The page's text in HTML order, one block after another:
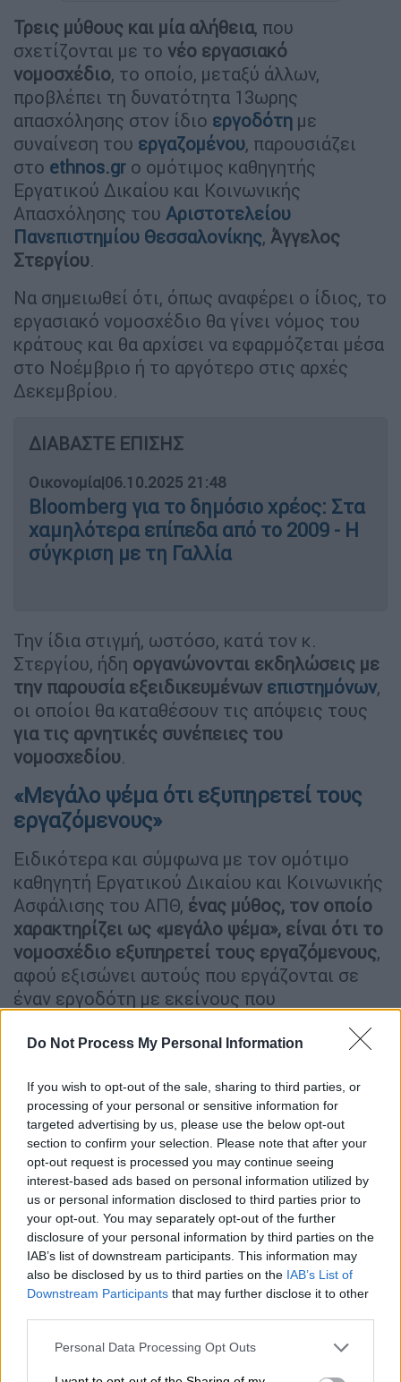
Do Not Process My Personal Information
If you wish to opt-out of the sale, sharing to third parties, or
processing of your personal or sensitive information for
targeted advertising by us, please use the below opt-out
section to confirm your selection. Please note that after your
opt-out request is processed you may continue seeing
interest-based ads based on personal information utilized by
us or personal information disclosed to third parties prior to
your opt-out. You may separately opt-out of the further
disclosure of your personal information by third parties on the
IAB’s list of downstream participants. This information may
also be disclosed by us to third parties on the IAB’s List of
Downstream Participants that may further disclose it to other
Please note that this website/app uses one or more Google
Personal Data Processing Opt Outs
Τρεις μύθους και μία αλήθεια, που
σχετίζονται με το νέο εργασιακό
νομοσχέδιο, το οποίο, μεταξύ άλλων,
προβλέπει τη δυνατότητα 13ωρης
απασχόλησης στον ίδιο εργοδότη με
συναίνεση του εργαζομένου, παρουσιάζει
στο ethnos.gr ο ομότιμος καθηγητής
Εργατικού Δικαίου και Κοινωνικής
Απασχόλησης του Αριστοτελείου
Πανεπιστημίου Θεσσαλονίκης, Άγγελος
Στεργίου.
Να σημειωθεί ότι, όπως αναφέρει ο ίδιος, το
εργασιακό νομοσχέδιο θα γίνει νόμος του
κράτους και θα αρχίσει να εφαρμόζεται μέσα
στο Νοέμβριο ή το αργότερο στις αρχές
Δεκεμβρίου.
ΔΙΑΒΑΣΤΕ ΕΠΙΣΗΣ
Οικονομία|06.10.2025 21:48
Bloomberg για το δημόσιο χρέος: Στα
χαμηλότερα επίπεδα από το 2009 - Η
σύγκριση με τη Γαλλία
Την ίδια στιγμή, ωστόσο, κατά τον κ.
Στεργίου, ήδη οργανώνονται εκδηλώσεις με
την παρουσία εξειδικευμένων επιστημόνων,
οι οποίοι θα καταθέσουν τις απόψεις τους
για τις αρνητικές συνέπειες του
νομοσχεδίου.
«Μεγάλο ψέμα ότι εξυπηρετεί τους
εργαζόμενους»
Ειδικότερα και σύμφωνα με τον ομότιμο
καθηγητή Εργατικού Δικαίου και Κοινωνικής
Ασφάλισης του ΑΠΘ, ένας μύθος, τον οποίο
χαρακτηρίζει ως «μεγάλο ψέμα», είναι ότι το
νομοσχέδιο εξυπηρετεί τους εργαζόμενους,
αφού εξισώνει αυτούς που εργάζονται σε
έναν εργοδότη με εκείνους που
εργοδότες.
«Είναι μεγάλο ψέμα ότι το συγκεκριμένο
νομοσχέδιο εξυπηρετεί τους εργαζόμενους.
Στην ουσία εξισώνει ανόμοιες καταστάσεις.
Ούτως ή άλλως η πολυαπασχόληση δεν
αποτελεί υγιές φαινόμενο. Οι εργαζόμενοι
αναγκάζονται να απασχοληθούν σε πολλούς
εργοδότες, για να μπορέσουν να επιβιώνουν.
Όσοι αναγκάζονται να εργαστούν σε πολλούς
εργοδότες, ζορίζονται πάρα πολύ καιδεν
μπορεί να αποτελέσει επιχείρημα το ότι
πρέπει να διαλύσουμε και τους άλλους», λέει
ethnos.grο κ. Στεργίου.
Κατά τον ίδιο, ουσιαστικά το συγκεκριμένο